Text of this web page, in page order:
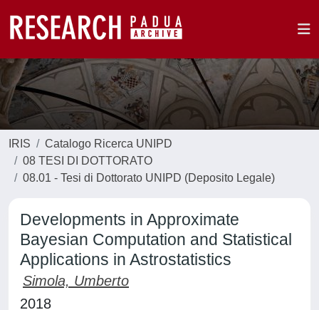
IRIS
Catalogo Ricerca UNIPD
08 TESI DI DOTTORATO
08.01 - Tesi di Dottorato UNIPD (Deposito Legale)
Developments in Approximate
Bayesian Computation and Statistical
Applications in Astrostatistics
Simola, Umberto
2018